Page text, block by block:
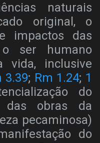
naturais
original, o
impactos das
o ser humano
vida, inclusive
3.39; Rm 1.24; 1
do
das obras da
pecaminosa)
do